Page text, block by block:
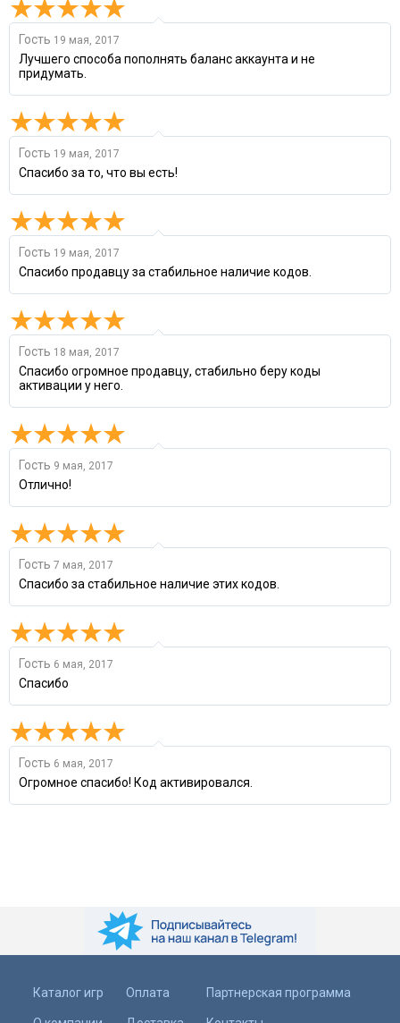
Гость 19 мая, 2017
Лучшего способа пополнять баланс аккаунта и не
придумать.
Гость 19 мая, 2017
Спасибо за то, что вы есть!
Гость 19 мая, 2017
Спасибо продавцу за стабильное наличие кодов.
Гость 18 мая, 2017
Спасибо огромное продавцу, стабильно беру коды
активации у него.
Гость 9 мая, 2017
Отлично!
Гость 7 мая, 2017
Cпасибо за стабильное наличие этих кодов.
Гость 6 мая, 2017
Спасибо
Гость 6 мая, 2017
Огромное спасибо! Код активировался.
Каталог игр Оплата Партнерская программа